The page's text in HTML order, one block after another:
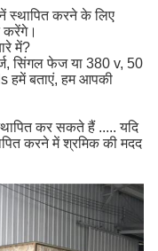
स्थापित करने के लिए
करेंगे।
में?
सिंगल फेज या 380 v, 50
हमें बताएं, हम आपकी
कर सकते हैं ..... यदि
करने में श्रमिक की मदद